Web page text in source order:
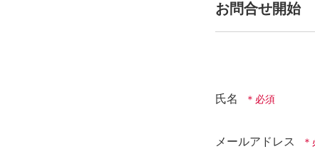
お問合せ開始
氏名
メールアドレス